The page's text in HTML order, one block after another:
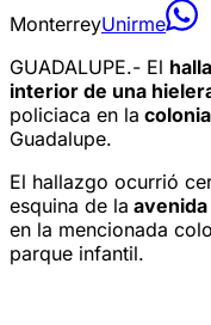
MonterreyUnirme
GUADALUPE.- El
interior de una
policiaca en la
Guadalupe.
El hallazgo ocurrió
esquina de la
en la mencionada
parque infantil.